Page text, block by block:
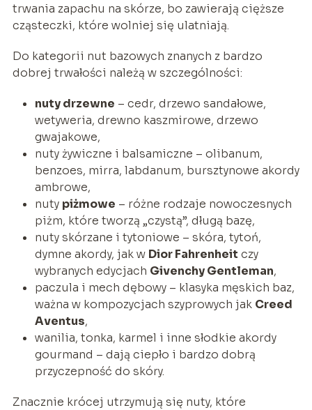
trwania zapachu na skórze, bo zawierają cięższe
cząsteczki, które wolniej się ulatniają.
Do kategorii nut bazowych znanych z bardzo
dobrej trwałości należą w szczególności:
nuty drzewne – cedr, drzewo sandałowe,
wetyweria, drewno kaszmirowe, drzewo
gwajakowe,
nuty żywiczne i balsamiczne – olibanum,
benzoes, mirra, labdanum, bursztynowe akordy
ambrowe,
nuty piżmowe – różne rodzaje nowoczesnych
piżm, które tworzą „czystą”, długą bazę,
nuty skórzane i tytoniowe – skóra, tytoń,
dymne akordy, jak w Dior Fahrenheit czy
wybranych edycjach Givenchy Gentleman,
paczula i mech dębowy – klasyka męskich baz,
ważna w kompozycjach szyprowych jak Creed
Aventus,
wanilia, tonka, karmel i inne słodkie akordy
gourmand – dają ciepło i bardzo dobrą
przyczepność do skóry.
Znacznie krócej utrzymują się nuty, które